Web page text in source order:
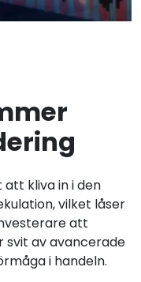
att kliva in i den
vilket låser
att
svit av avancerade
i handeln.